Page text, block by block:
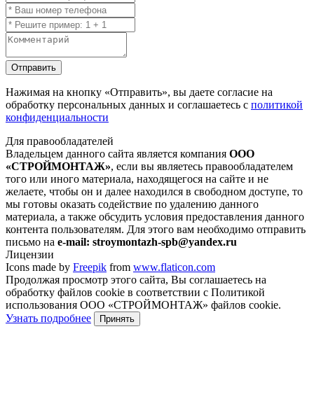
Отправить
Нажимая на кнопку «Отправить», вы даете согласие на
обработку персональных данных и соглашаетесь с политикой
конфиденциальности
Для правообладателей
Владельцем данного сайта является компания ООО
«СТРОЙМОНТАЖ», если вы являетесь правообладателем
того или иного материала, находящегося на сайте и не
желаете, чтобы он и далее находился в свободном доступе, то
мы готовы оказать содействие по удалению данного
материала, а также обсудить условия предоставления данного
контента пользователям. Для этого вам необходимо отправить
письмо на e-mail: stroymontazh-spb@yandex.ru
Лицензии
Icons made by Freepik from www.flaticon.com
Продолжая просмотр этого сайта, Вы соглашаетесь на
обработку файлов cookie в соответствии с Политикой
использования ООО «СТРОЙМОНТАЖ» файлов cookie.
Узнать подробнее
Принять